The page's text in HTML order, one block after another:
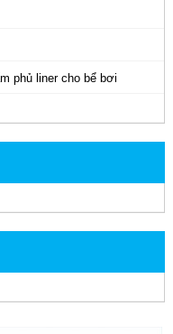
phủ liner cho bể bơi